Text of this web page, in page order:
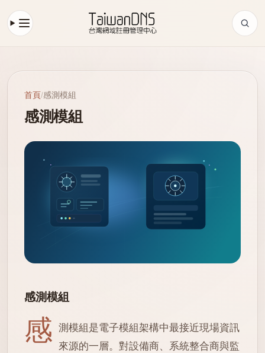
首頁/感測模組
感測模組
感測模組
感
測模組是電子模組架構中最接近現場資訊
來源的一層。對設備商、系統整合商與監